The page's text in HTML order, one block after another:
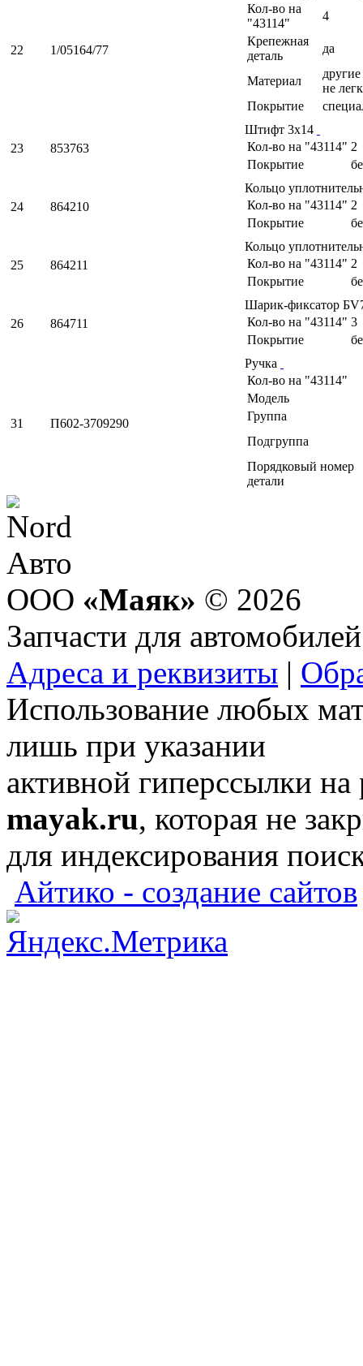
22 1/05164/77
Кол-во на
"43114"
4
Крепежная
деталь
да
Материал
не
Покрытие
23 853763
Штифт 3х14
Кол-во на "43114" 2
Покрытие
24 864210
Кольцо
Кол-во на "43114" 2
Покрытие
25 864211
Кольцо
Кол-во на "43114" 2
Покрытие
26 864711
Шарик-фиксатор
Кол-во на "43114" 3
Покрытие
31 П602-3709290
Ручка
Кол-во на "43114"
Модель
Группа
Подгруппа
Порядковый номер
детали
ООО «Маяк» © 2026
Запчасти для автомобилей
Адреса и реквизиты |
Использование любых
лишь при указании
активной гиперссылки
mayak.ru, которая не
для индексирования
Айтико - создание сайтов